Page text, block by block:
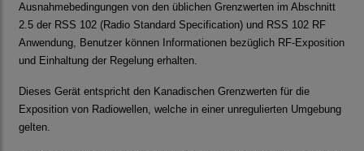
Ausnahmebedingungen von den üblichen Grenzwerten im Abschnitt
2.5 der RSS 102 (Radio Standard Specification) und RSS 102 RF
Anwendung, Benutzer können Informationen bezüglich RF-Exposition
und Einhaltung der Regelung erhalten.
Dieses Gerät entspricht den Kanadischen Grenzwerten für die
Exposition von Radiowellen, welche in einer unregulierten Umgebung
gelten.